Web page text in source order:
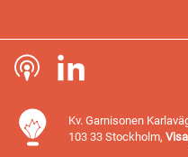
Kv. Garnisonen
103 33 Stockholm,